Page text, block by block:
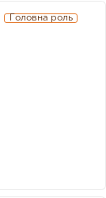
Головна роль